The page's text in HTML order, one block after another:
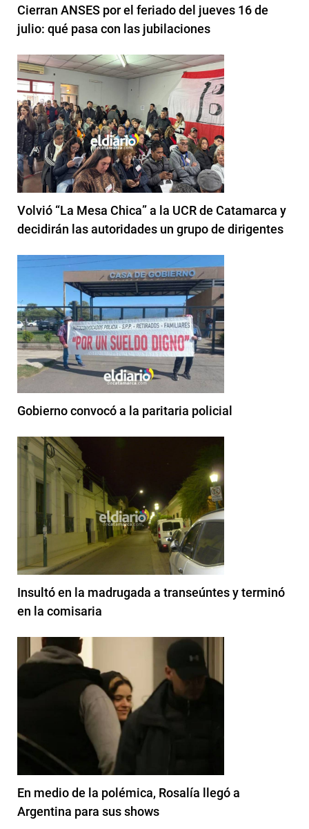
Cierran ANSES por el feriado del jueves 16 de
julio: qué pasa con las jubilaciones
Volvió “La Mesa Chica” a la UCR de Catamarca y
decidirán las autoridades un grupo de dirigentes
Gobierno convocó a la paritaria policial
Insultó en la madrugada a transeúntes y terminó
en la comisaria
En medio de la polémica, Rosalía llegó a
Argentina para sus shows